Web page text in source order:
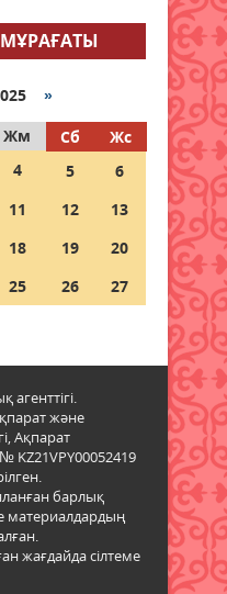
нешінші
жаңа
грант
– ел
»
Жм Сб
Жс
4 5
6
11 12
13
18 19
20
25 26
27
агенттігі.
және
Ақпарат
KZ21VPY00052419
барлық
материалдардың
жағдайда сілтеме